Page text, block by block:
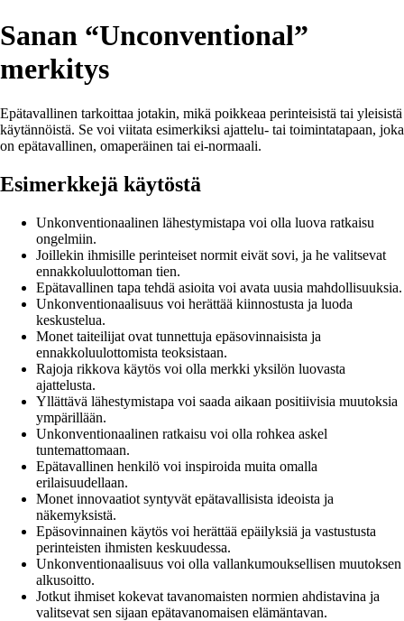
Sanan “Unconventional”
merkitys
Epätavallinen tarkoittaa jotakin, mikä poikkeaa perinteisistä tai yleisistä
käytännöistä. Se voi viitata esimerkiksi ajattelu- tai toimintatapaan, joka
on epätavallinen, omaperäinen tai ei-normaali.
Esimerkkejä käytöstä
Unkonventionaalinen lähestymistapa voi olla luova ratkaisu
ongelmiin.
Joillekin ihmisille perinteiset normit eivät sovi, ja he valitsevat
ennakkoluulottoman tien.
Epätavallinen tapa tehdä asioita voi avata uusia mahdollisuuksia.
Unkonventionaalisuus voi herättää kiinnostusta ja luoda
keskustelua.
Monet taiteilijat ovat tunnettuja epäsovinnaisista ja
ennakkoluulottomista teoksistaan.
Rajoja rikkova käytös voi olla merkki yksilön luovasta
ajattelusta.
Yllättävä lähestymistapa voi saada aikaan positiivisia muutoksia
ympärillään.
Unkonventionaalinen ratkaisu voi olla rohkea askel
tuntemattomaan.
Epätavallinen henkilö voi inspiroida muita omalla
erilaisuudellaan.
Monet innovaatiot syntyvät epätavallisista ideoista ja
näkemyksistä.
Epäsovinnainen käytös voi herättää epäilyksiä ja vastustusta
perinteisten ihmisten keskuudessa.
Unkonventionaalisuus voi olla vallankumouksellisen muutoksen
alkusoitto.
Jotkut ihmiset kokevat tavanomaisten normien ahdistavina ja
valitsevat sen sijaan epätavanomaisen elämäntavan.